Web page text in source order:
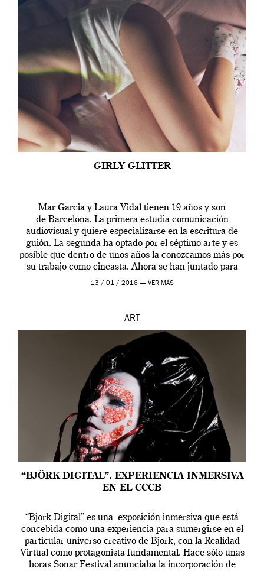
GIRLY GLITTER
Mar Garcia y Laura Vidal tienen 19 años y son
de Barcelona. La primera estudia comunicación
audiovisual y quiere especializarse en la escritura de
guión. La segunda ha optado por el séptimo arte y es
posible que dentro de unos años la conozcamos más por
su trabajo como cineasta. Ahora se han juntado para
contarnos una […]
13 / 01 / 2016 — VER MÁS
ART
“BJÖRK DIGITAL”. EXPERIENCIA INMERSIVA
EN EL CCCB
“Bjork Digital” es una exposición inmersiva que está
concebida como una experiencia para sumergirse en el
particular universo creativo de Björk, con la Realidad
Virtual como protagonista fundamental. Hace sólo unas
horas Sonar Festival anunciaba la incorporación de